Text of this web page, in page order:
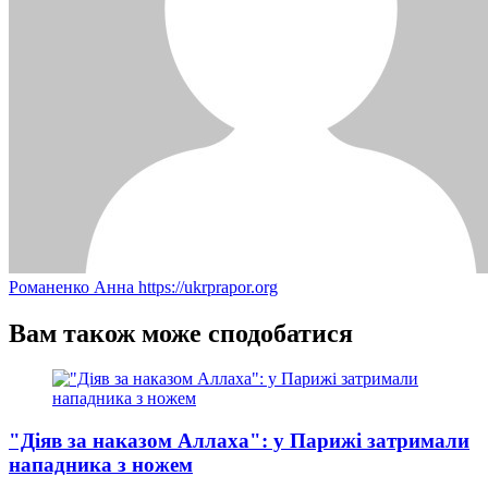
Романенко Анна https://ukrprapor.org
Вам також може сподобатися
"Діяв за наказом Аллаха": у Парижі затримали
нападника з ножем